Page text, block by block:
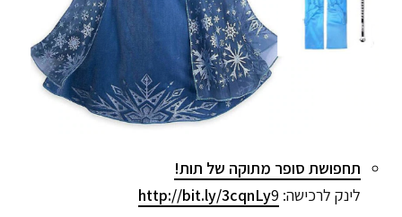
תחפושת סופר מתוקה של תות!
לינק לרכישה:
http://bit.ly/3cqnLy9